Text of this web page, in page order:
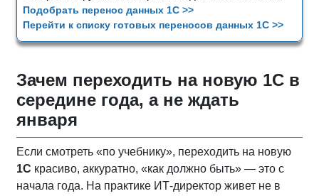
Подобрать перенос данных 1С >>
Перейти к списку готовых переносов данных 1С >>
Зачем переходить на новую 1С в
середине года, а не ждать
января
Если смотреть «по учебнику», переходить на новую
1С красиво, аккуратно, «как должно быть» — это с
начала года. На практике ИТ-директор живет не в